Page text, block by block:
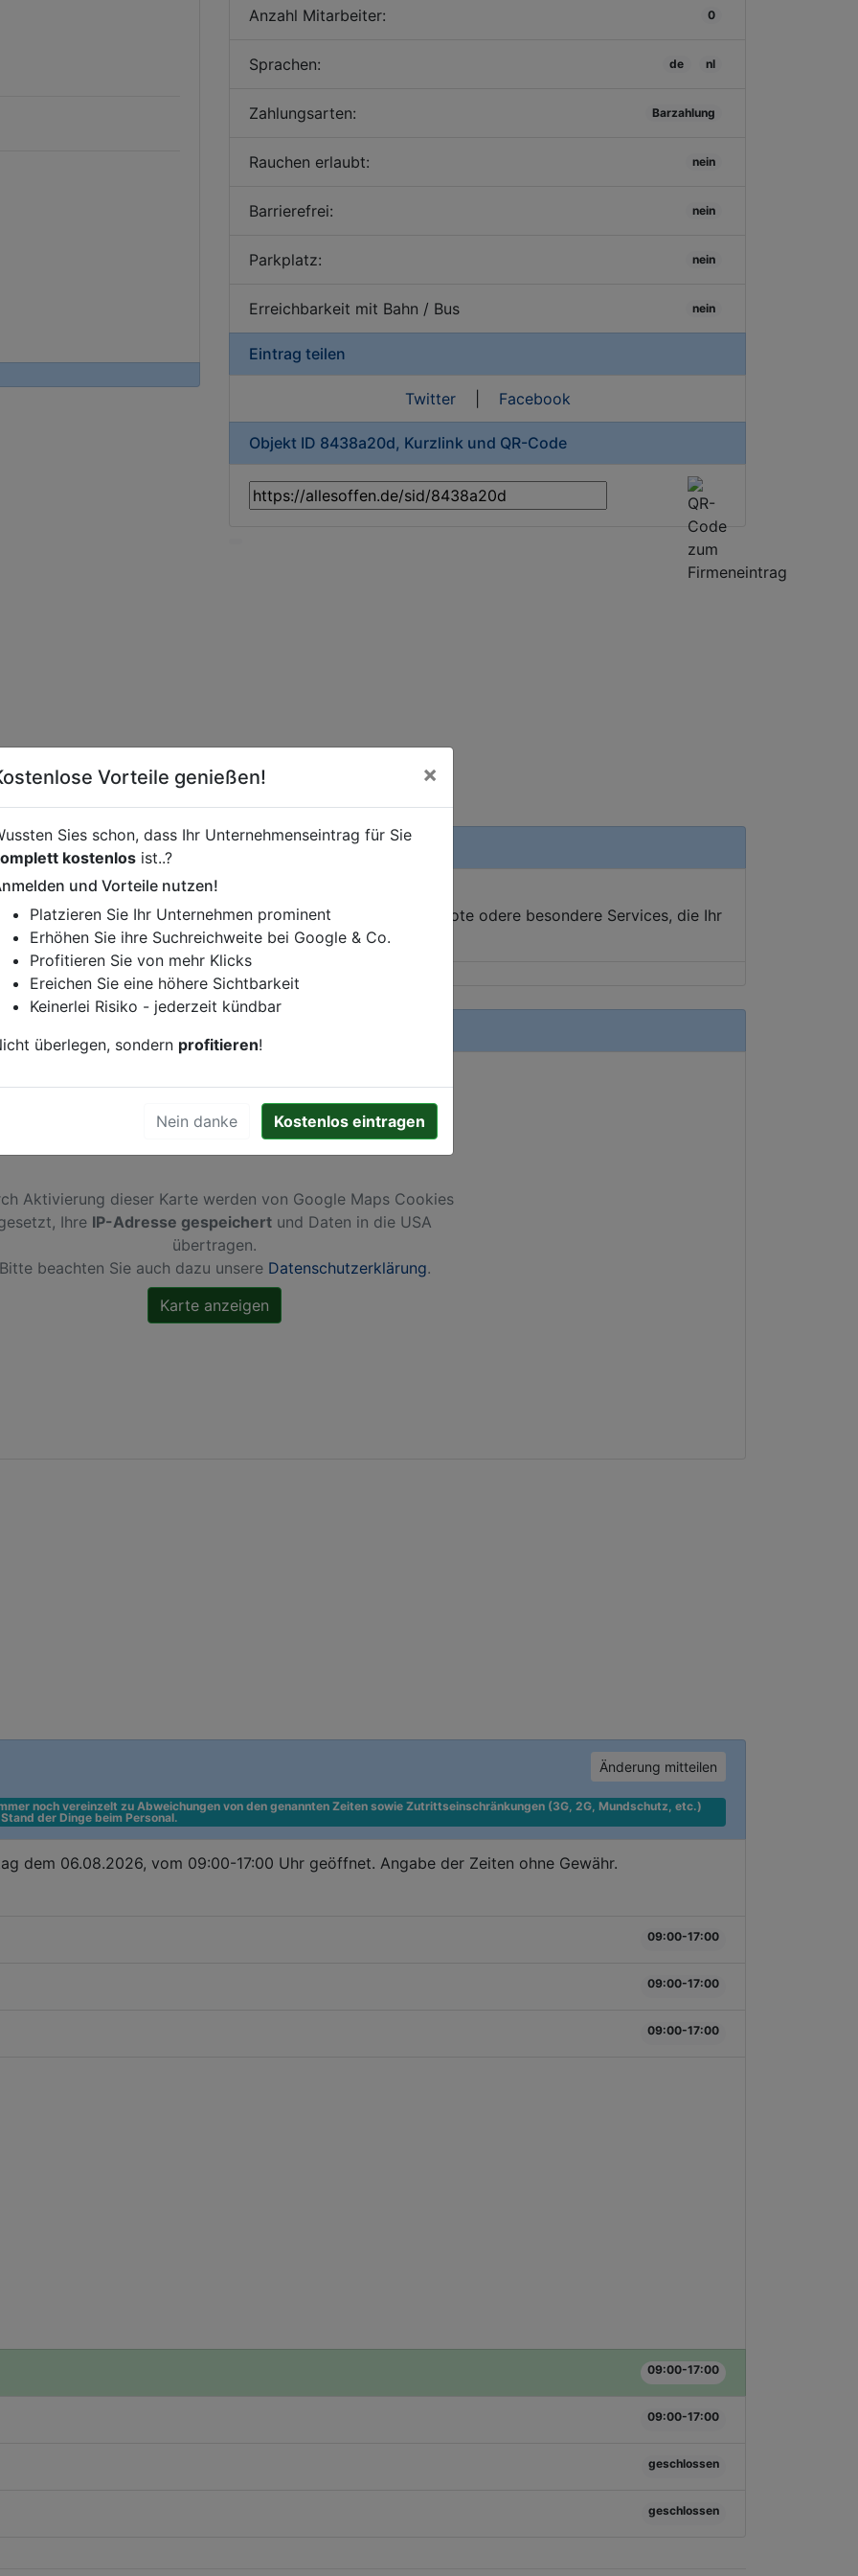
Änderung mitteilen
noch vereinzelt zu Abweichungen von den genannten Zeiten sowie Zutrittseinschränkungen (3G, 2G, Mundschutz, etc.)
der Dinge beim Personal.
dem 06.08.2026, vom 09:00-17:00 Uhr geöffnet. Angabe der Zeiten ohne Gewähr.
09:00-17:00
09:00-17:00
09:00-17:00
09:00-17:00
09:00-17:00
geschlossen
geschlossen
Anzahl Mitarbeiter: 0
Sprachen: de nl
Zahlungsarten: Barzahlung
Rauchen erlaubt: nein
Barrierefrei: nein
Parkplatz: nein
Erreichbarkeit mit Bahn / Bus nein
Eintrag teilen
Twitter| Facebook
Objekt ID 8438a20d, Kurzlink und QR-Code
oder andere relevante Informationen hinzufügen?
Gerne erweitern wir Ihren Firmeneintrag um Sonderangebote odere besondere Services, die Ihr
Ihren Wettbewerbern abheben.
Aktivierung dieser Karte werden von Google Maps Cookies
Ihre IP-Adresse gespeichert und Daten in die USA
übertragen.
Bitte beachten Sie auch dazu unsere Datenschutzerklärung.
Vorteile genießen! ×
Sies schon, dass Ihr Unternehmenseintrag für Sie
kostenlos ist..?
und Vorteile nutzen!
Platzieren Sie Ihr Unternehmen prominent
Erhöhen Sie ihre Suchreichweite bei Google & Co.
Profitieren Sie von mehr Klicks
Ereichen Sie eine höhere Sichtbarkeit
Keinerlei Risiko - jederzeit kündbar
überlegen, sondern profitieren!
Nein danke Kostenlos eintragen